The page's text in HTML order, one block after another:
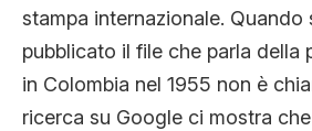
stampa internazionale. Quando
pubblicato il file che parla della
in Colombia nel 1955 non è
ricerca su Google ci mostra